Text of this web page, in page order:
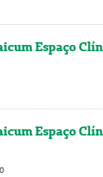
Espaço
Espaço